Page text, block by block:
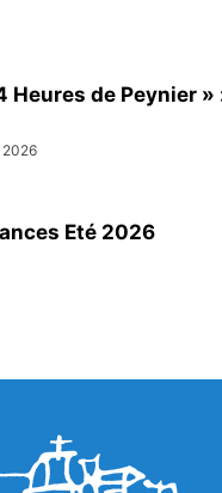
Heures de Peynier
2026
Eté 2026